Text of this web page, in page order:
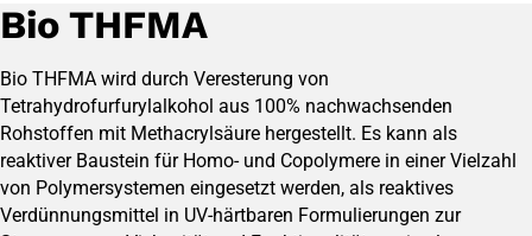
Bio THFMA
Bio THFMA wird durch Veresterung von
Tetrahydrofurfurylalkohol aus 100% nachwachsenden
Rohstoffen mit Methacrylsäure hergestellt. Es kann als
reaktiver Baustein für Homo- und Copolymere in einer Vielzahl
von Polymersystemen eingesetzt werden, als reaktives
Verdünnungsmittel in UV-härtbaren Formulierungen zur